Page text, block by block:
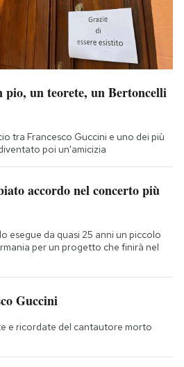
un teorete, un Bertoncelli
tra Francesco Guccini e uno dei più
poi un'amicizia
accordo nel concerto più
esegue da quasi 25 anni un piccolo
per un progetto che finirà nel
Guccini
e ricordate del cantautore morto